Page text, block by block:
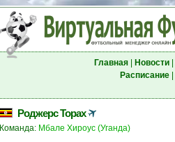
Главная| Новости|
Расписание|
Роджерс Торах
Команда: Мбале Хироус (Уганда)